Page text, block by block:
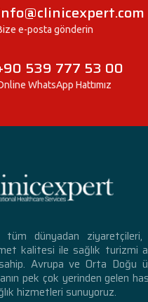
e-posta gönderin
539 777 53 00
WhatsApp Hattımız
tüm dünyadan
kalitesi ile sağlık turizmi
Avrupa ve Orta Doğu
pek çok yerinden gelen
hizmetleri sunuyoruz.